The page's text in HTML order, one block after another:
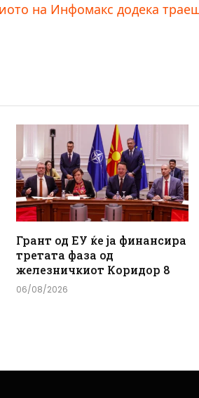
на Инфомакс додека
Грант од ЕУ ќе ја финансира
третата фаза од
железничкиот Коридор 8
06/08/2026